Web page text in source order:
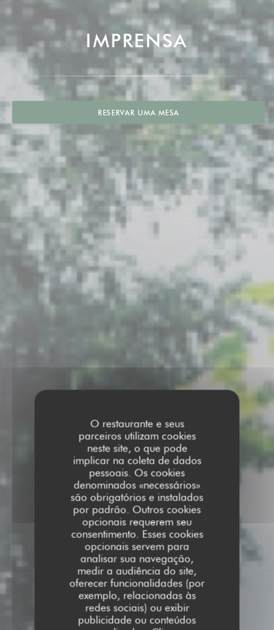
O restaurante e seus
parceiros utilizam cookies
neste site, o que pode
implicar na coleta de dados
pessoais. Os cookies
denominados «necessários»
são obrigatórios e instalados
por padrão. Outros cookies
opcionais requerem seu
consentimento. Esses cookies
opcionais servem para
analisar sua navegação,
medir a audiência do site,
oferecer funcionalidades (por
exemplo, relacionadas às
redes sociais) ou exibir
publicidade ou conteúdos
IMPRENSA
RESERVAR UMA MESA